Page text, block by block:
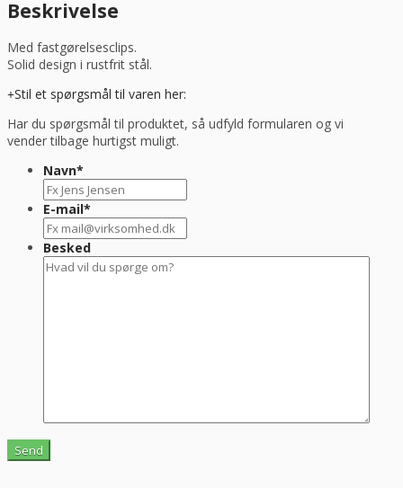
Beskrivelse
Med fastgørelsesclips.
Solid design i rustfrit stål.
Stil et spørgsmål til varen her:
Har du spørgsmål til produktet, så udfyld formularen og vi
vender tilbage hurtigst muligt.
Navn*
E-mail*
Besked